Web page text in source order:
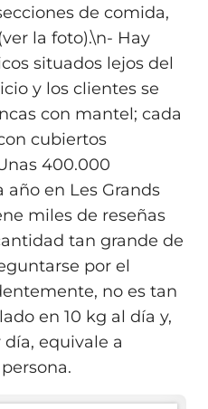
de comida,
la foto).\n- Hay
situados lejos del
y los clientes se
con mantel; cada
cubiertos
400.000
año en Les Grands
miles de reseñas
tan grande de
por el
no es tan
en 10 kg al día y,
equivale a